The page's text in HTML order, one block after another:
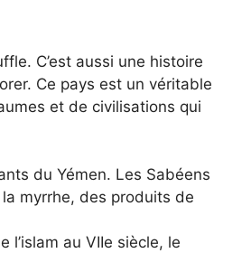
C’est aussi une histoire
Ce pays est un véritable
et de civilisations qui
du Yémen. Les Sabéens
myrrhe, des produits de
l’islam au VIIe siècle, le